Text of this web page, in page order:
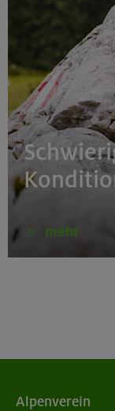
mehr
Alpenverein